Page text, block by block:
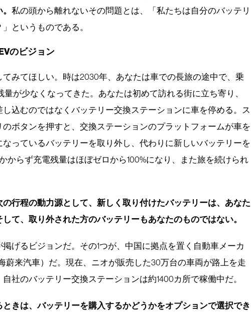
私の頭から離れないその問題とは、「私たちは自分のバッテリ
というものである。
のビジョン
てみてほしい。時は2030年、あなたは車での長旅の途中で、乗
量が少なくなってきた。あなたは初めて訪れる街に立ち寄り、
込むのではなくバッテリー交換ステーションに車を停める。ス
ボタンを押すと、交換ステーションのプラットフォームが車を
っているバッテリーを取り外し、代わりに新しいバッテリーを
からず充電残量はほぼゼロから100%になり、また旅を続けられ
の行程の動力源として、新しく取り付けたバッテリーは、あなた
て、取り外された方のバッテリーもあなたのものではない。
げるビジョンだ。その1つが、中国に拠点を置く自動車メーカ
蔚来汽車）だ。現在、ニオが販売した30万台の車両が路上を走
社のバッテリー交換ステーションは約1400カ所で稼働中だ。
きは、バッテリーを購入するかどうかをオプションで選択でき